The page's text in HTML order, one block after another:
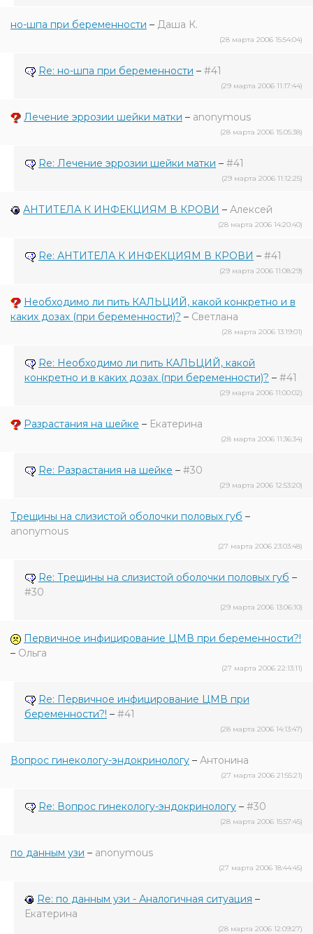
но-шпа при беременности – Даша К.
(28 марта 2006 15:54:04)
Re: но-шпа при беременности – #41
(29 марта 2006 11:17:44)
Лечение эррозии шейки матки – anonymous
(28 марта 2006 15:05:38)
Re: Лечение эррозии шейки матки – #41
(29 марта 2006 11:12:25)
АНТИТЕЛА К ИНФЕКЦИЯМ В КРОВИ – Алексей
(28 марта 2006 14:20:40)
Re: АНТИТЕЛА К ИНФЕКЦИЯМ В КРОВИ – #41
(29 марта 2006 11:08:29)
Необходимо ли пить КАЛЬЦИЙ, какой конкретно и в
каких дозах (при беременности)? – Светлана
(28 марта 2006 13:19:01)
Re: Необходимо ли пить КАЛЬЦИЙ, какой
конкретно и в каких дозах (при беременности)? – #41
(29 марта 2006 11:00:02)
Разрастания на шейке – Екатерина
(28 марта 2006 11:36:34)
Re: Разрастания на шейке – #30
(29 марта 2006 12:53:20)
Трещины на слизистой оболочки половых губ –
anonymous
(27 марта 2006 23:03:48)
Re: Трещины на слизистой оболочки половых губ –
#30
(29 марта 2006 13:06:10)
Первичное инфицирование ЦМВ при беременности?!
– Ольга
(27 марта 2006 22:13:11)
Re: Первичное инфицирование ЦМВ при
беременности?! – #41
(28 марта 2006 14:13:47)
Вопрос гинекологу-эндокринологу – Антонина
(27 марта 2006 21:55:21)
Re: Вопрос гинекологу-эндокринологу – #30
(28 марта 2006 15:57:45)
по данным узи – anonymous
(27 марта 2006 18:44:45)
Re: по данным узи - Аналогичная ситуация –
Екатерина
(28 марта 2006 12:09:27)